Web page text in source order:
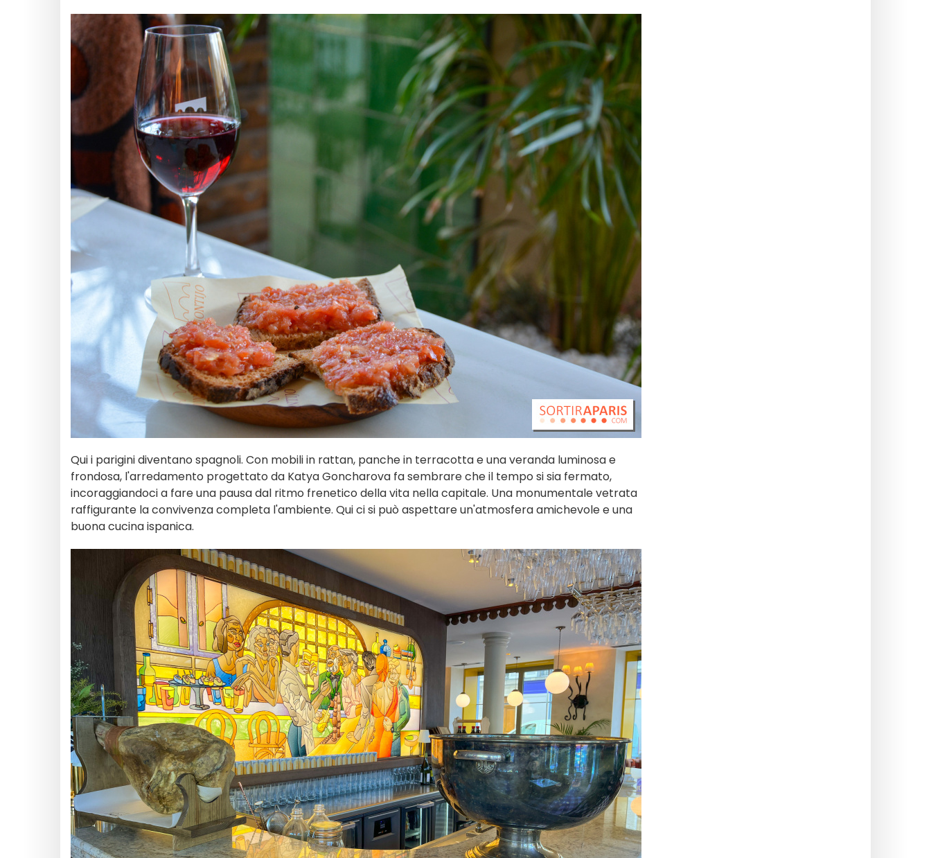
Qui i parigini diventano spagnoli. Con mobili in rattan, panche in terracotta e una veranda luminosa e
frondosa, l'arredamento progettato da Katya Goncharova fa sembrare che il tempo si sia fermato,
incoraggiandoci a fare una pausa dal ritmo frenetico della vita nella capitale. Una monumentale vetrata
raffigurante la convivenza completa l'ambiente. Qui ci si può aspettare un'atmosfera amichevole e una
buona cucina ispanica.